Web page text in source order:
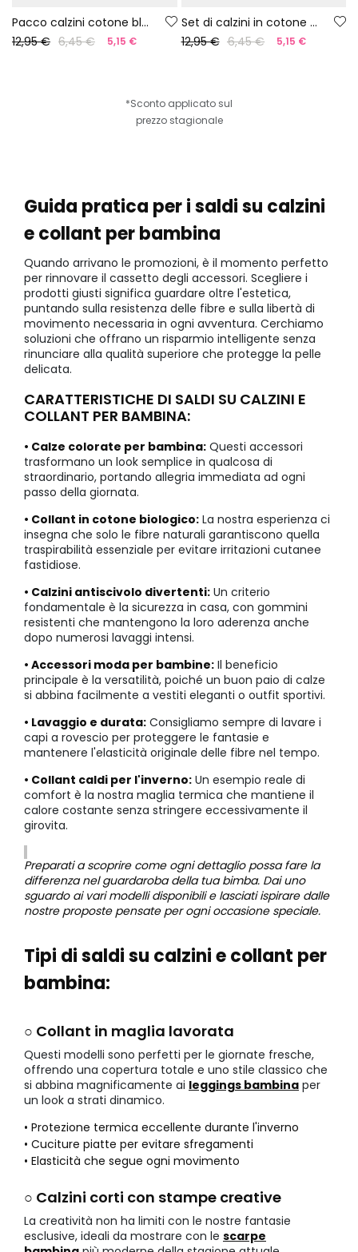
Pacco calzini cotone blu marino
12,95 € 6,45 € 5,15 €
Set di calzini in cotone con fiori
12,95 € 6,45 € 5,15 €
*Sconto applicato sul
prezzo stagionale
Guida pratica per i saldi su calzini
e collant per bambina
Quando arrivano le promozioni, è il momento perfetto
per rinnovare il cassetto degli accessori. Scegliere i
prodotti giusti significa guardare oltre l'estetica,
puntando sulla resistenza delle fibre e sulla libertà di
movimento necessaria in ogni avventura. Cerchiamo
soluzioni che offrano un risparmio intelligente senza
rinunciare alla qualità superiore che protegge la pelle
delicata.
CARATTERISTICHE DI SALDI SU CALZINI E
COLLANT PER BAMBINA:
• Calze colorate per bambina: Questi accessori
trasformano un look semplice in qualcosa di
straordinario, portando allegria immediata ad ogni
passo della giornata.
• Collant in cotone biologico: La nostra esperienza ci
insegna che solo le fibre naturali garantiscono quella
traspirabilità essenziale per evitare irritazioni cutanee
fastidiose.
• Calzini antiscivolo divertenti: Un criterio
fondamentale è la sicurezza in casa, con gommini
resistenti che mantengono la loro aderenza anche
dopo numerosi lavaggi intensi.
• Accessori moda per bambine: Il beneficio
principale è la versatilità, poiché un buon paio di calze
si abbina facilmente a vestiti eleganti o outfit sportivi.
• Lavaggio e durata: Consigliamo sempre di lavare i
capi a rovescio per proteggere le fantasie e
mantenere l'elasticità originale delle fibre nel tempo.
• Collant caldi per l'inverno: Un esempio reale di
comfort è la nostra maglia termica che mantiene il
calore costante senza stringere eccessivamente il
girovita.
Preparati a scoprire come ogni dettaglio possa fare la
differenza nel guardaroba della tua bimba. Dai uno
sguardo ai vari modelli disponibili e lasciati ispirare dalle
nostre proposte pensate per ogni occasione speciale.
Tipi di saldi su calzini e collant per
bambina:
○ Collant in maglia lavorata
Questi modelli sono perfetti per le giornate fresche,
offrendo una copertura totale e uno stile classico che
si abbina magnificamente ai leggings bambina per
un look a strati dinamico.
• Protezione termica eccellente durante l'inverno
• Cuciture piatte per evitare sfregamenti
• Elasticità che segue ogni movimento
○ Calzini corti con stampe creative
La creatività non ha limiti con le nostre fantasie
esclusive, ideali da mostrare con le scarpe